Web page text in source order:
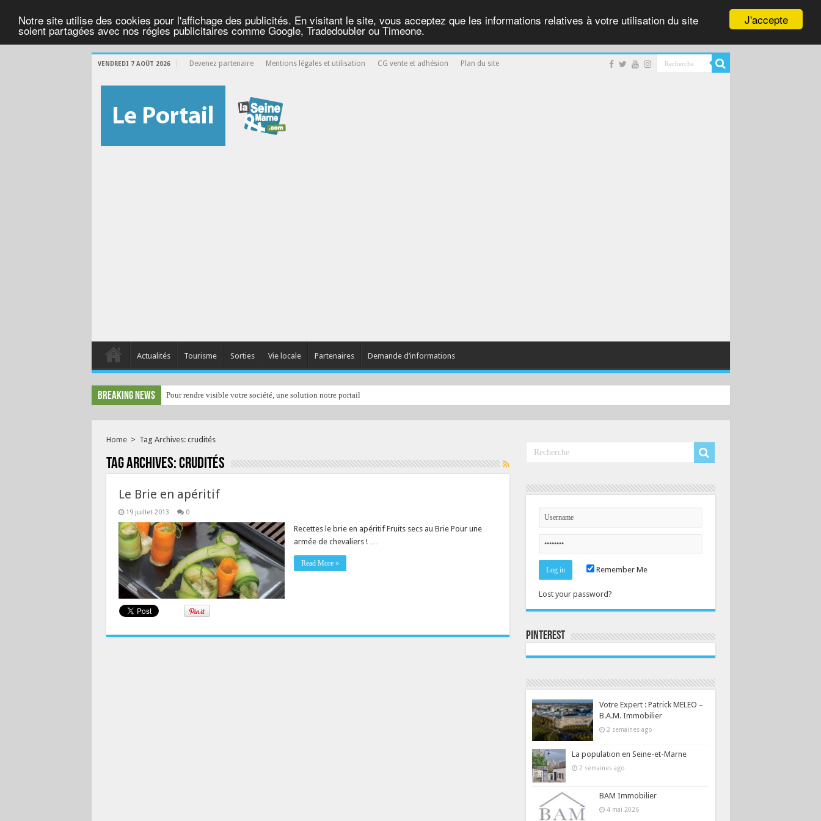
J'accepte
Notre site utilise des cookies pour l'affichage des publicités. En visitant le site, vous acceptez que les informations relatives à votre utilisation du site
soient partagées avec nos régies publicitaires comme Google, Tradedoubler ou Timeone.
VENDREDI 7 AOÛT 2026 Devenez partenaire Mentions légales et utilisation CG vente et adhésion Plan du site
Actualités Tourisme Sorties Vie locale Partenaires Demande d’informations
Breaking News Pour rendre visible votre société, une solution notre portail
Home > Tag Archives: crudités
Tag Archives:crudités
Le Brie en apéritif
19 juillet 2013 0
Recettes le brie en apéritif Fruits secs au Brie Pour une
armée de chevaliers ! …
Read More »
Remember Me
Lost your password?
Pinterest
Votre Expert : Patrick MELEO –
B.A.M. Immobilier
2 semaines ago
La population en Seine-et-Marne
2 semaines ago
BAM Immobilier
4 mai 2026